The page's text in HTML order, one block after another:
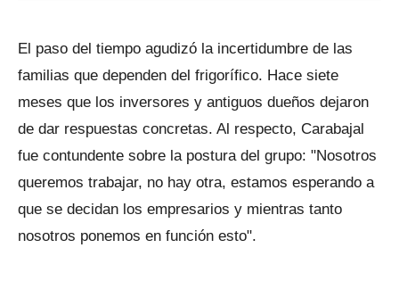
El paso del tiempo agudizó la incertidumbre de las
familias que dependen del frigorífico. Hace siete
meses que los inversores y antiguos dueños dejaron
de dar respuestas concretas. Al respecto, Carabajal
fue contundente sobre la postura del grupo: "Nosotros
queremos trabajar, no hay otra, estamos esperando a
que se decidan los empresarios y mientras tanto
nosotros ponemos en función esto".